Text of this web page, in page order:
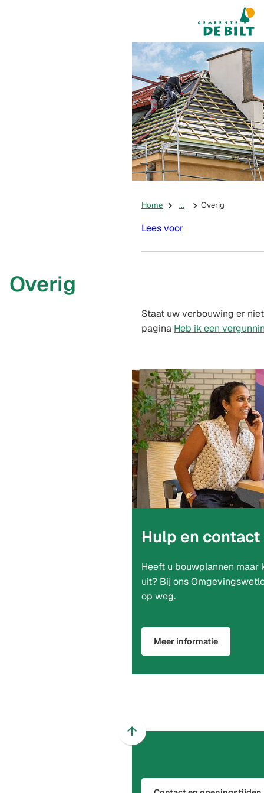
Mijn De Bilt
(Verwijst
Home ... Overig
Lees voor
Overig
Staat uw verbouwing er
pagina Heb ik een
Hulp en contact
Heeft u bouwplannen maar
uit? Bij ons
op weg.
Meer informatie
Scroll
naar